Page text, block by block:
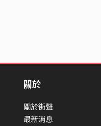
關於
關於街聲
最新消息